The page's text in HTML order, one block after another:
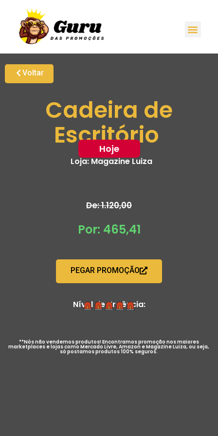
Voltar
Cadeira de
Escritório
Hoje
Loja:Magazine Luiza
De: 1.120,00
Por: 465,41
PEGAR PROMOÇÃO
Nível de Urgência:
**Nós não vendemos produtos! Encontramos promoção nos maiores
marketplaces e lojas como Mercado Livre, Amazon e Magazine Luiza, ou seja,
só postamos produtos 100% seguros.